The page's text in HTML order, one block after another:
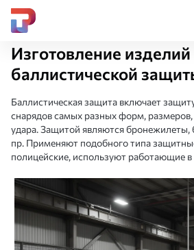
Главная Производство
Изготовление изделий
баллистической
Баллистическая защита включает
снарядов самых разных форм, размеров,
удара. Защитой являются бронежилеты,
пр. Применяют подобного типа
полицейские, используют работающие